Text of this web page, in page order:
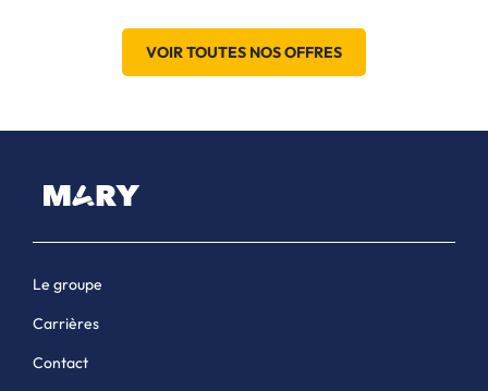
VOIR TOUTES NOS OFFRES
Le groupe
Carrières
Contact